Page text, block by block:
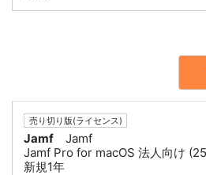
売り切り版(ライセンス)
Jamf
Jamf
Jamf Pro for macOS 法人向け
新規1年